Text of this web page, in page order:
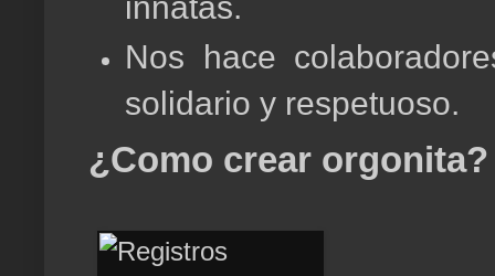
Nos hace
solidario y respetuoso.
¿Como crear orgonita?